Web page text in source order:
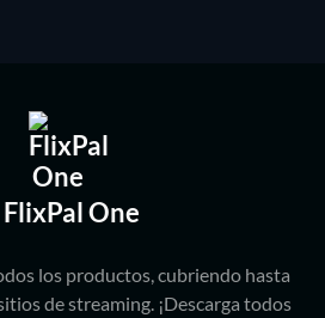
FlixPal One
los productos, cubriendo hasta
de streaming. ¡Descarga todos